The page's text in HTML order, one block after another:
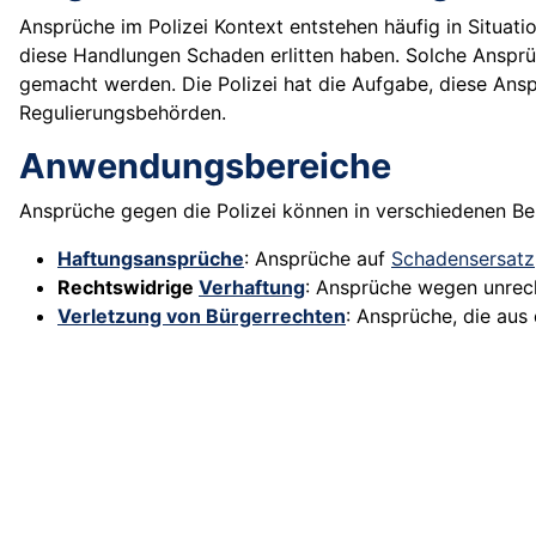
Ansprüche im Polizei Kontext entstehen häufig in
diese Handlungen Schaden erlitten haben. Solche
gemacht werden. Die Polizei hat die Aufgabe, diese
Regulierungsbehörden.
Anwendungsbereiche
Ansprüche gegen die Polizei können in verschiedenen
Haftungsansprüche: Ansprüche auf Schadensersatz
Rechtswidrige Verhaftung: Ansprüche wegen
Verletzung von Bürgerrechten: Ansprüche, die